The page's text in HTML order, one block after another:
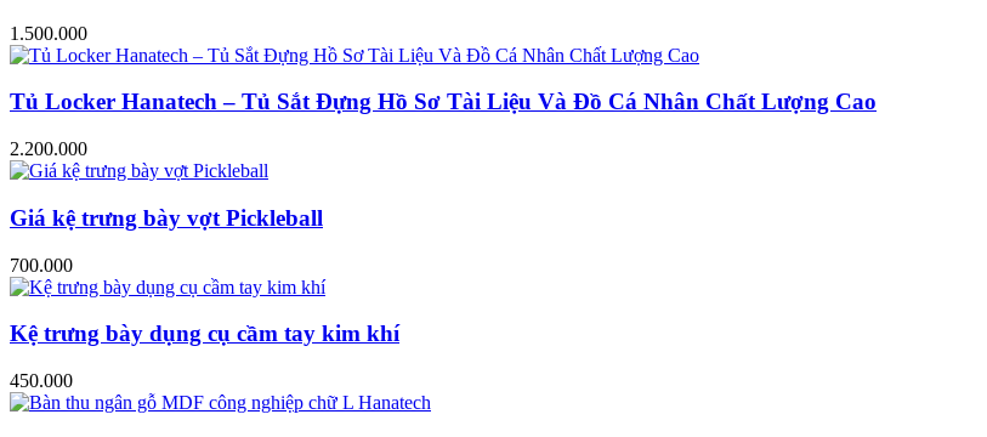
1.500.000
Tủ Locker Hanatech – Tủ Sắt Đựng Hồ Sơ Tài Liệu Và Đồ Cá Nhân Chất Lượng Cao
2.200.000
Giá kệ trưng bày vợt Pickleball
700.000
Kệ trưng bày dụng cụ cầm tay kim khí
450.000